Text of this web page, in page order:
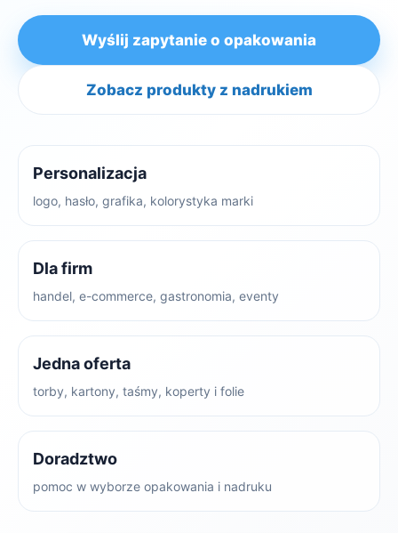
Wyślij zapytanie o opakowania
Zobacz produkty z nadrukiem
Personalizacja
logo, hasło, grafika, kolorystyka marki
Dla firm
handel, e-commerce, gastronomia, eventy
Jedna oferta
torby, kartony, taśmy, koperty i folie
Doradztwo
pomoc w wyborze opakowania i nadruku